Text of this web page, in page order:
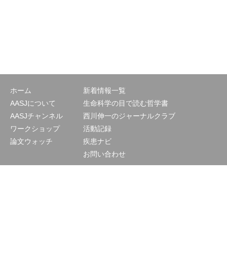
ホーム
AASJについて
AASJチャンネル
ワークショップ
論文ウォッチ
新着情報一覧
生命科学の目で読む哲学書
西川伸一のジャーナルクラブ
活動記録
疾患ナビ
お問い合わせ